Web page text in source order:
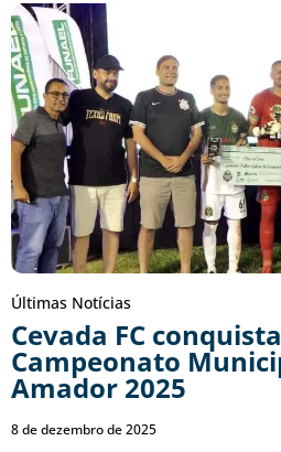
Últimas Notícias
Cevada FC
Campeonato
Amador 2025
8 de dezembro de 2025